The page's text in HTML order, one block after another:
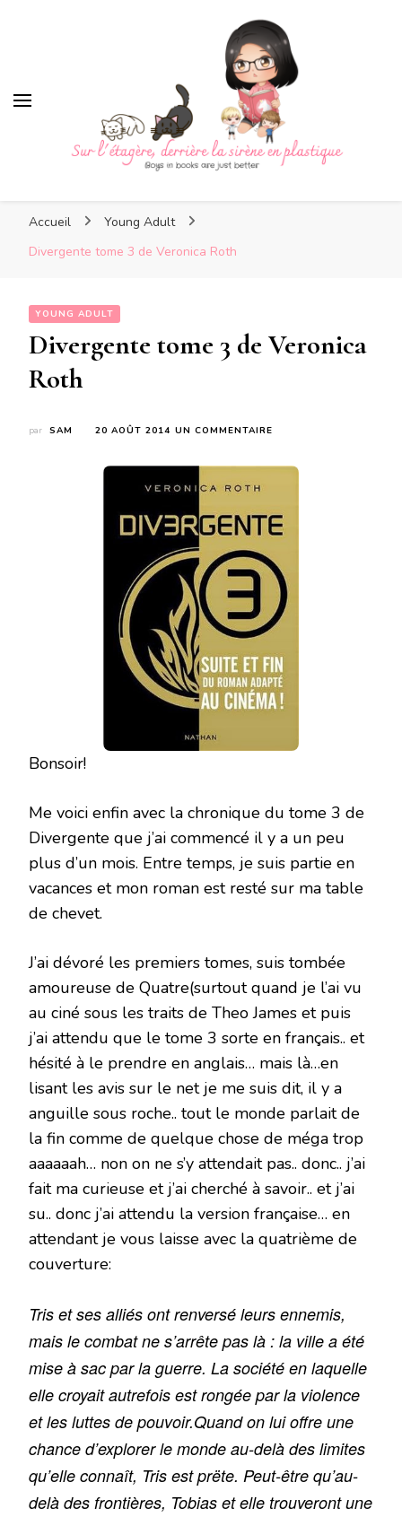
Sur l'étagère, derrière la
sirène en plastique
Accueil
Young Adult
Divergente tome 3 de Veronica Roth
YOUNG ADULT
Divergente tome 3 de Veronica
Roth
par SAM 20 AOÛT 2014 UN COMMENTAIRE
ROTH
Bonsoir!
Me voici enfin avec la chronique du tome 3 de
Divergente que j’ai commencé il y a un peu
plus d’un mois. Entre temps, je suis partie en
vacances et mon roman est resté sur ma table
de chevet.
J’ai dévoré les premiers tomes, suis tombée
amoureuse de Quatre(surtout quand je l’ai vu
au ciné sous les traits de Theo James et puis
j’ai attendu que le tome 3 sorte en français.. et
hésité à le prendre en anglais… mais là…en
lisant les avis sur le net je me suis dit, il y a
anguille sous roche.. tout le monde parlait de
la fin comme de quelque chose de méga trop
aaaaaah… non on ne s’y attendait pas.. donc.. j’ai
fait ma curieuse et j’ai cherché à savoir.. et j’ai
su.. donc j’ai attendu la version française… en
attendant je vous laisse avec la quatrième de
couverture:
Tris et ses alliés ont renversé leurs ennemis,
mais le combat ne s’arrête pas là : la ville a été
mise à sac par la guerre. La société en laquelle
elle croyait autrefois est rongée par la violence
et les luttes de pouvoir.Quand on lui offre une
chance d’explorer le monde au-delà des limites
qu’elle connaît, Tris est prëte. Peut-être qu’au-
delà des frontières, Tobias et elle trouveront une